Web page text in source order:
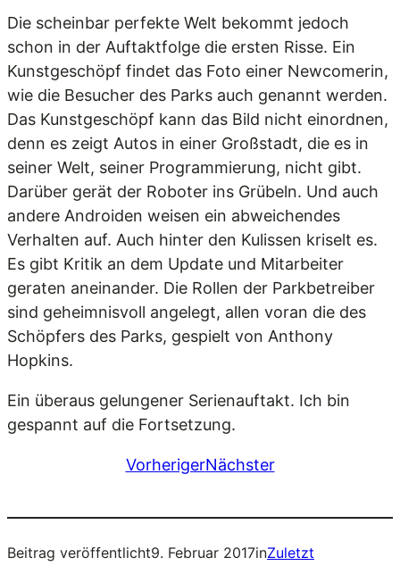
Die scheinbar perfekte Welt bekommt jedoch
schon in der Auftaktfolge die ersten Risse. Ein
Kunstgeschöpf findet das Foto einer Newcomerin,
wie die Besucher des Parks auch genannt werden.
Das Kunstgeschöpf kann das Bild nicht einordnen,
denn es zeigt Autos in einer Großstadt, die es in
seiner Welt, seiner Programmierung, nicht gibt.
Darüber gerät der Roboter ins Grübeln. Und auch
andere Androiden weisen ein abweichendes
Verhalten auf. Auch hinter den Kulissen kriselt es.
Es gibt Kritik an dem Update und Mitarbeiter
geraten aneinander. Die Rollen der Parkbetreiber
sind geheimnisvoll angelegt, allen voran die des
Schöpfers des Parks, gespielt von Anthony
Hopkins.
Ein überaus gelungener Serienauftakt. Ich bin
gespannt auf die Fortsetzung.
VorherigerNächster
Beitrag veröffentlicht9. Februar 2017inZuletzt